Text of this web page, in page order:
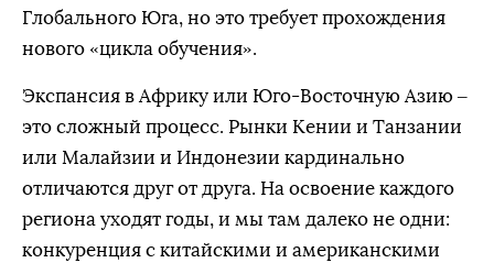
Глобального Юга, но это требует прохождения
нового «цикла обучения».
Экспансия в Африку или Юго-Восточную Азию –
это сложный процесс. Рынки Кении и Танзании
или Малайзии и Индонезии кардинально
отличаются друг от друга. На освоение каждого
региона уходят годы, и мы там далеко не одни:
конкуренция с китайскими и американскими